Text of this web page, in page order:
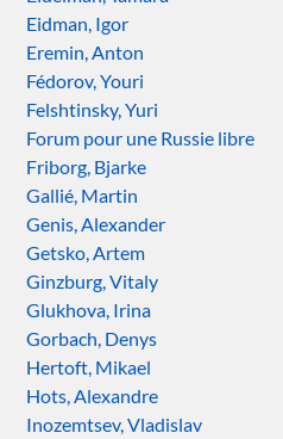
Eidman, Igor
Eremin, Anton
Fédorov, Youri
Felshtinsky, Yuri
Forum pour une Russie libre
Friborg, Bjarke
Gallié, Martin
Genis, Alexander
Getsko, Artem
Ginzburg, Vitaly
Glukhova, Irina
Gorbach, Denys
Hertoft, Mikael
Hots, Alexandre
Inozemtsev, Vladislav